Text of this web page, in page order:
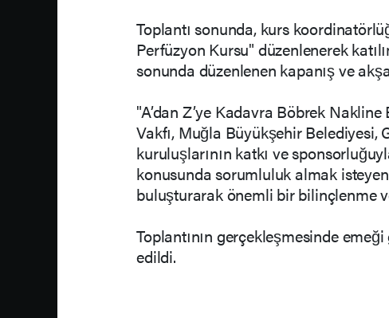
Toplantı sonunda, kurs
Perfüzyon Kursu" düzenlenerek
sonunda düzenlenen kapanış ve
"A’dan Z’ye Kadavra Böbrek Nakline
Vakfı, Muğla Büyükşehir Belediyesi,
kuruluşlarının katkı ve
konusunda sorumluluk almak isteyen
buluşturarak önemli bir bilinçlenme
Toplantının gerçekleşmesinde
edildi.